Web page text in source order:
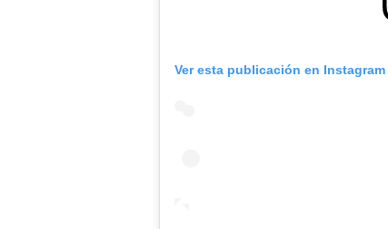
Ver esta publicación en Instagram